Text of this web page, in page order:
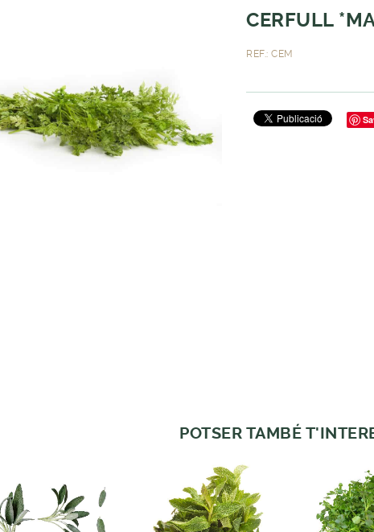
CERFULL
REF.: CEM
POTSER TAMBÉ